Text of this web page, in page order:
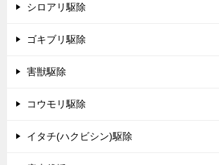
シロアリ駆除
ゴキブリ駆除
害獣駆除
コウモリ駆除
イタチ(ハクビシン)駆除